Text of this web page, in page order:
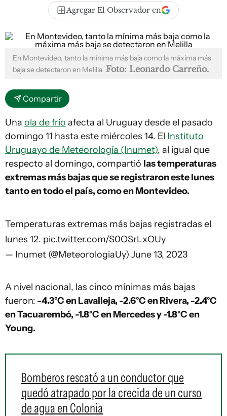
Agregar El Observador en
En Montevideo, tanto la mínima más baja como la máxima más
baja se detectaron en Melilla Foto: Leonardo Carreño.
Compartir
Una ola de frío afecta al Uruguay desde el pasado
domingo 11 hasta este miércoles 14. El Instituto
Uruguayo de Meteorología (Inumet), al igual que
respecto al domingo, compartió las temperaturas
extremas más bajas que se registraron este lunes
tanto en todo el país, como en Montevideo.
Temperaturas extremas más bajas registradas el
lunes 12. pic.twitter.com/S0OSrLxQUy
— Inumet (@MeteorologiaUy) June 13, 2023
A nivel nacional, las cinco mínimas más bajas
fueron: -4.3°C en Lavalleja, -2.6°C en Rivera, -2.4°C
en Tacuarembó, -1.8°C en Mercedes y -1.8°C en
Young.
Bomberos rescató a un conductor que
quedó atrapado por la crecida de un curso
de agua en Colonia